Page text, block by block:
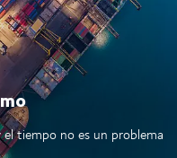
tiempo no es un problema